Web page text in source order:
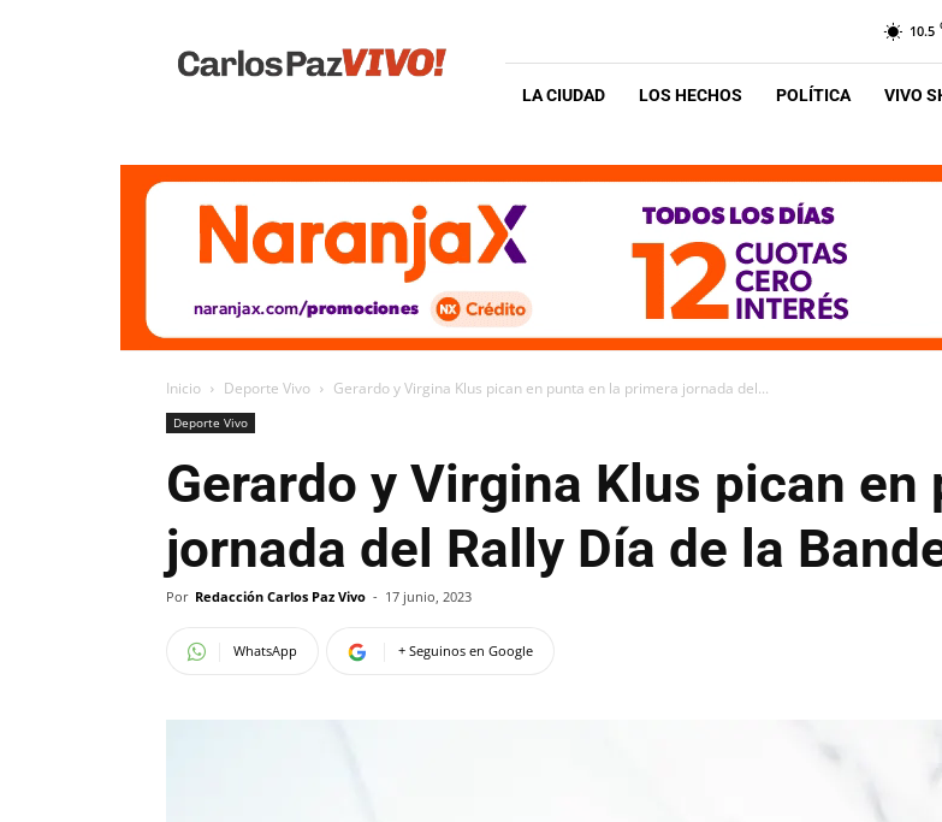
Vivo
10.5
LA CIUDAD LOS HECHOS POLÍTICA VIVO
Inicio Deporte Vivo Gerardo y Virgina Klus pican en punta en la primera jornada del...
Deporte Vivo
Gerardo y Virgina Klus pican
jornada del Rally Día de la
Por Redacción Carlos Paz Vivo - 17 junio, 2023
WhatsApp + Seguinos en Google